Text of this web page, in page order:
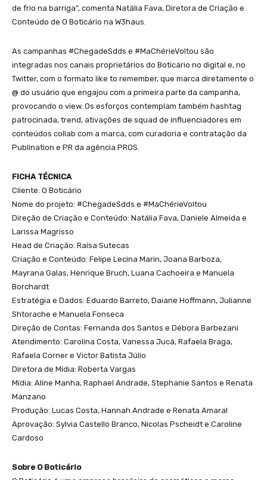
de frio na barriga”, comenta Natália Fava, Diretora de Criação e
Conteúdo de O Boticário na W3haus.
As campanhas #ChegadeSdds e #MaChérieVoltou são
integradas nos canais proprietários do Boticário no digital e, no
Twitter, com o formato like to remember, que marca diretamente o
@ do usuário que engajou com a primeira parte da campanha,
provocando o view. Os esforços contemplam também hashtag
patrocinada, trend, ativações de squad de influenciadores em
conteúdos collab com a marca, com curadoria e contratação da
Publination e PR da agência PROS.
FICHA TÉCNICA
Cliente: O Boticário
Nome do projeto: #ChegadeSdds e #MaChérieVoltou
Direção de Criação e Conteúdo: Natália Fava, Daniele Almeida e
Larissa Magrisso
Head de Criação: Raisa Sutecas
Criação e Conteúdo: Felipe Lecina Marin, Joana Barboza,
Mayrana Galas, Henrique Bruch, Luana Cachoeira e Manuela
Borchardt
Estratégia e Dados: Eduardo Barreto, Daiane Hoffmann, Julianne
Shtorache e Manuela Fonseca
Direção de Contas: Fernanda dos Santos e Débora Barbezani
Atendimento: Carolina Costa, Vanessa Jucá, Rafaela Braga,
Rafaela Corner e Victor Batista Júlio
Diretora de Mídia: Roberta Vargas
Mídia: Aline Manha, Raphael Andrade, Stephanie Santos e Renata
Manzano
Produção: Lucas Costa, Hannah Andrade e Renata Amaral
Aprovação: Sylvia Castello Branco, Nicolas Pscheidt e Caroline
Cardoso
Sobre O Boticário